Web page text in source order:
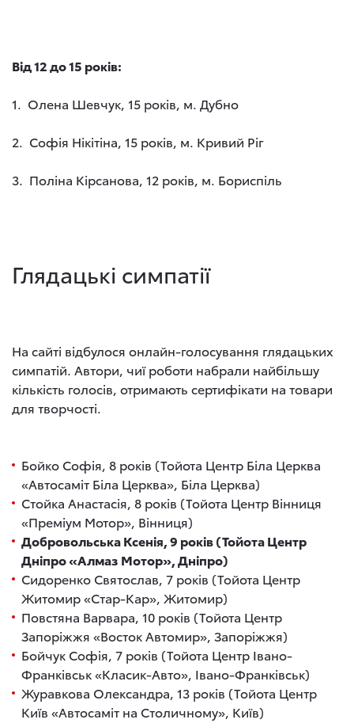
Від 12 до 15 років:
1. Олена Шевчук, 15 років, м. Дубно
2. Софія Нікітіна, 15 років, м. Кривий Ріг
3. Поліна Кірсанова, 12 років, м. Бориспіль
Глядацькі симпатії
На сайті відбулося онлайн-голосування глядацьких
симпатій. Автори, чиї роботи набрали найбільшу
кількість голосів, отримають сертифікати на товари
для творчості.
Бойко Софія, 8 років (Тойота Центр Біла Церква
«Автосаміт Біла Церква», Біла Церква)
Стойка Анастасія, 8 років (Тойота Центр Вінниця
«Преміум Мотор», Вінниця)
Добровольська Ксенія, 9 років (Тойота Центр
Дніпро «Алмаз Мотор», Дніпро)
Сидоренко Святослав, 7 років (Тойота Центр
Житомир «Стар-Кар», Житомир)
Повстяна Варвара, 10 років (Тойота Центр
Запоріжжя «Восток Автомир», Запоріжжя)
Бойчук Софія, 7 років (Тойота Центр Івано-
Франківськ «Класик-Авто», Івано-Франківськ)
Журавкова Олександра, 13 років (Тойота Центр
Київ «Автосаміт на Столичному», Київ)